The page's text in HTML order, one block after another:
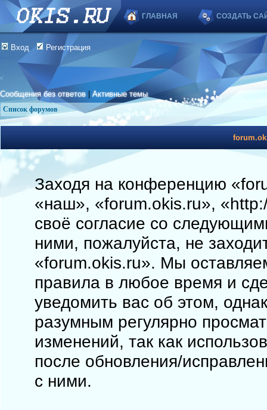
ГЛАВНАЯ СОЗДАТЬ
Вход Регистрация
Сообщения без ответов |Активные темы
Список форумов
Заходя на конференцию
«наш», «forum.okis.ru»,
своё согласие со
ними, пожалуйста, не
«forum.okis.ru». Мы
правила в любое время и
уведомить вас об этом,
разумным регулярно
изменений, так как
после обновления/
с ними.